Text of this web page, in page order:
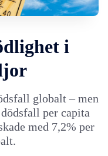
i
globalt – men
per capita
med 7,2% per